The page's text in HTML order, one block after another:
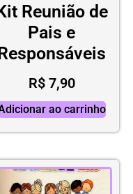
Reunião de
Pais e
R$7,90
ao carrinho